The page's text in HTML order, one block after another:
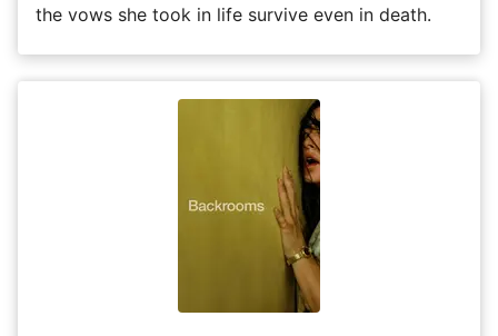
the vows she took in life survive even in death.